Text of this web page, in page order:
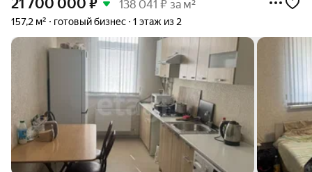
21 700 000 ₽ 138 041 ₽ за м²
157,2 м² готовый бизнес 1 этаж из 2